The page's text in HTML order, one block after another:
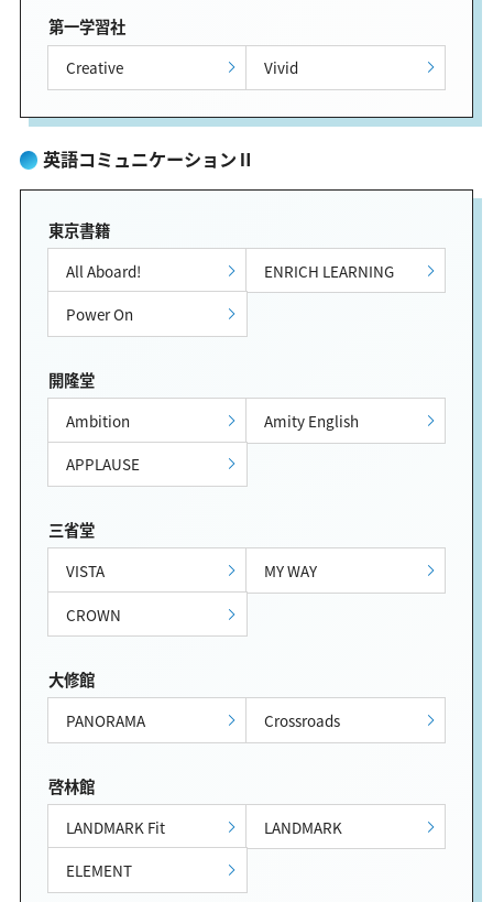
第一学習社
Creative Vivid
英語コミュニケーションⅡ
東京書籍
All Aboard!
ENRICH LEARNING
Power On
開隆堂
Ambition
Amity English
APPLAUSE
三省堂
VISTA
MY WAY
CROWN
大修館
PANORAMA Crossroads
啓林館
LANDMARK Fit
LANDMARK
ELEMENT